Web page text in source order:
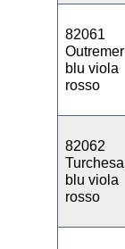
82061
Outremer
blu viola
rosso
82062
Turchesa
blu viola
rosso